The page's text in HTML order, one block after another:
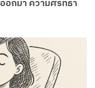
อกมา ความศรัทธา